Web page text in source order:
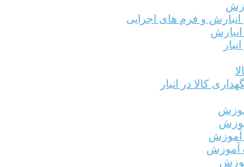
انبارش و فرم های اجرایی
انبارش
کالا در انبار
آموزش
آموزش